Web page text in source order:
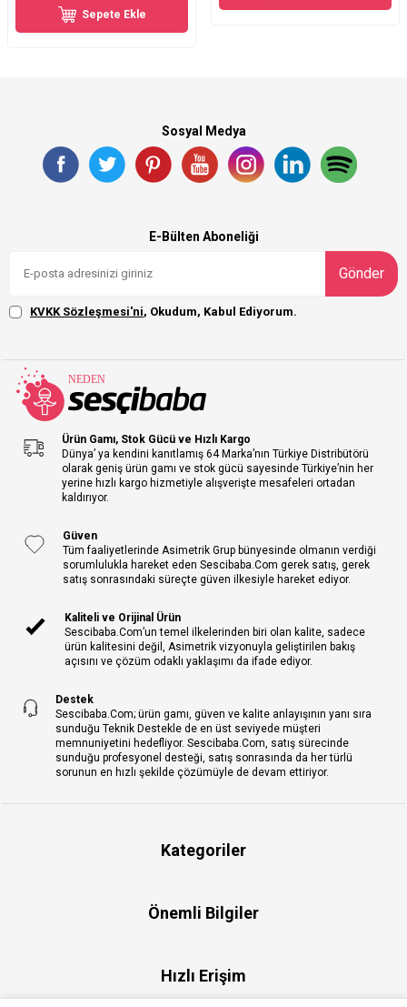
Sepete Ekle
Sosyal Medya
E-Bülten Aboneliği
Gönder
KVKK Sözleşmesi'ni, Okudum, Kabul Ediyorum.
Ürün Gamı, Stok Gücü ve Hızlı Kargo
Dünya’ ya kendini kanıtlamış 64 Marka’nın Türkiye Distribütörü
olarak geniş ürün gamı ve stok gücü sayesinde Türkiye’nin her
yerine hızlı kargo hizmetiyle alışverişte mesafeleri ortadan
kaldırıyor.
Güven
Tüm faaliyetlerinde Asimetrik Grup bünyesinde olmanın verdiği
sorumlulukla hareket eden Sescibaba.Com gerek satış, gerek
satış sonrasındaki süreçte güven ilkesiyle hareket ediyor.
Kaliteli ve Orijinal Ürün
Sescibaba.Com’un temel ilkelerinden biri olan kalite, sadece
ürün kalitesini değil, Asimetrik vizyonuyla geliştirilen bakış
açısını ve çözüm odaklı yaklaşımı da ifade ediyor.
Destek
Sescibaba.Com; ürün gamı, güven ve kalite anlayışının yanı sıra
sunduğu Teknik Destekle de en üst seviyede müşteri
memnuniyetini hedefliyor. Sescibaba.Com, satış sürecinde
sunduğu profesyonel desteği, satış sonrasında da her türlü
sorunun en hızlı şekilde çözümüyle de devam ettiriyor.
Kategoriler
Önemli Bilgiler
Hızlı Erişim